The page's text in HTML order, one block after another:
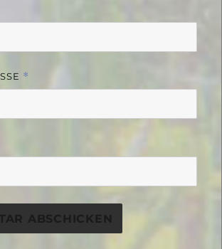
*